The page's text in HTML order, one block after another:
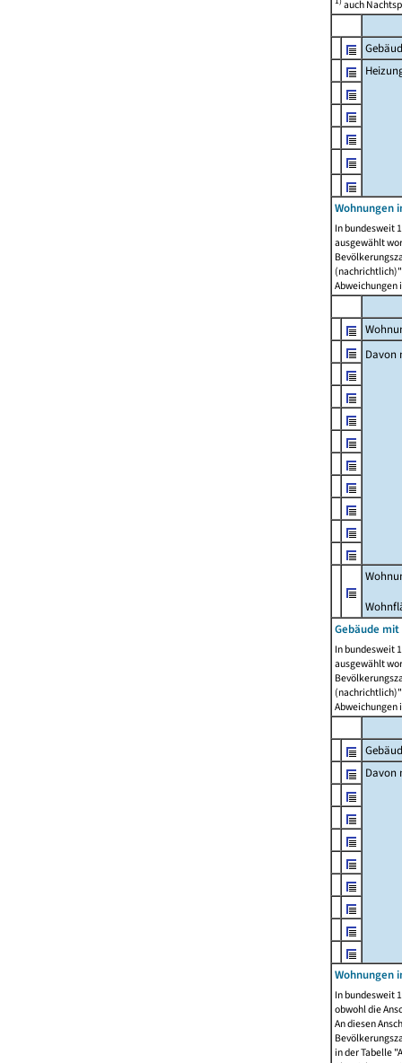
auch
Wohnungen
In bundesweit
ausgewählt
Abweichungen
Davon
Gebäude
In bundesweit
ausgewählt
Abweichungen
Davon
Wohnungen
In bundesweit
obwohl die
An diesen
in der Tabelle